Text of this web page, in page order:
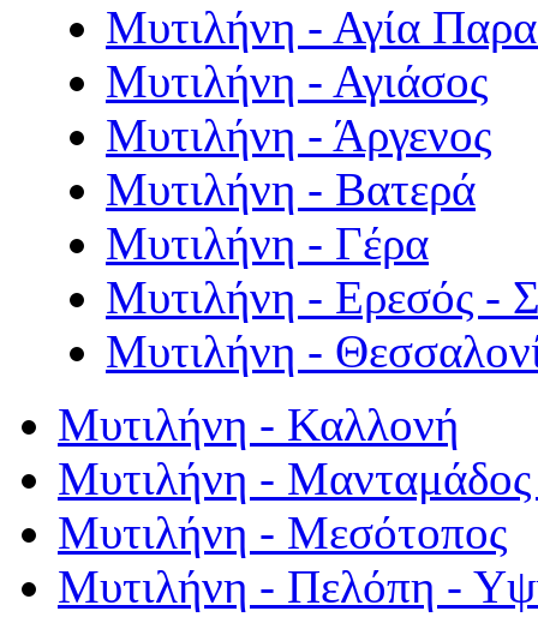
Μυτιλήνη - Αγία
Μυτιλήνη - Αγιάσος
Μυτιλήνη - Άργενος
Μυτιλήνη - Βατερά
Μυτιλήνη - Γέρα
Μυτιλήνη - Ερεσός -
Μυτιλήνη -
Μυτιλήνη - Καλλονή
Μυτιλήνη - Μανταμάδος
Μυτιλήνη - Μεσότοπος
Μυτιλήνη - Πελόπη -